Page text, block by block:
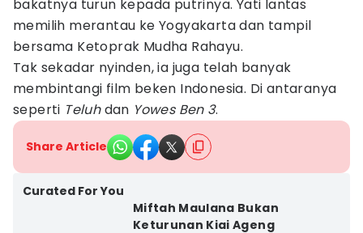
bakatnya turun kepada putrinya. Yati lantas
memilih merantau ke Yogyakarta dan tampil
bersama Ketoprak Mudha Rahayu.
Tak sekadar nyinden, ia juga telah banyak
membintangi film beken Indonesia. Di antaranya
seperti Teluhdan Yowes Ben 3.
Share Article
Curated For You
Miftah Maulana Bukan
Keturunan Kiai Ageng